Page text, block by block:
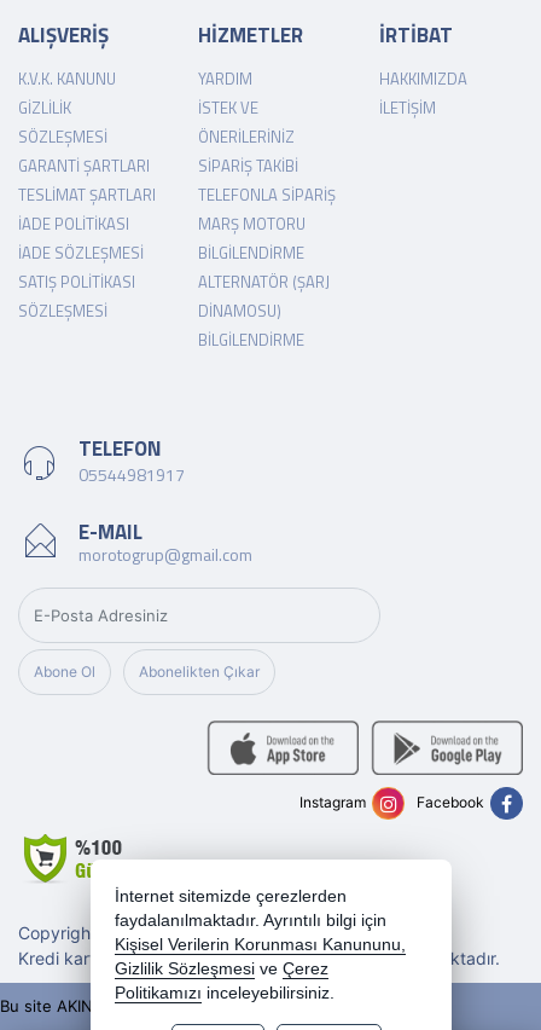
ALIŞVERİŞ
K.V.K. KANUNU
GIZLILIK
SÖZLEŞMESI
GARANTI ŞARTLARI
TESLIMAT ŞARTLARI
İADE POLITIKASI
İADE SÖZLEŞMESI
SATIŞ POLITIKASI
SÖZLEŞMESI
HİZMETLER
YARDIM
İSTEK VE
ÖNERILERINIZ
SIPARIŞ TAKIBI
TELEFONLA SIPARIŞ
MARŞ MOTORU
BILGILENDIRME
ALTERNATÖR (ŞARJ
DINAMOSU)
BILGILENDIRME
İRTİBAT
HAKKIMIZDA
İLETIŞIM
TELEFON
05544981917
E-MAIL
morotogrup@gmail.com
Abone Ol Abonelikten Çıkar
Copyright 2026 morotogrup.com - Tüm hakları saklıdır.
Kredi kartı bilgileriniz 256bit SSL sertifikası ile korunmaktadır.
Facebook
Instagram
Bu site AKINSOFT E-Ticaret ile hazırlanmıştır.
İnternet sitemizde çerezlerden
faydalanılmaktadır. Ayrıntılı bilgi için
Kişisel Verilerin Korunması Kanununu,
Gizlilik Sözleşmesi ve Çerez
Politikamızı inceleyebilirsiniz.